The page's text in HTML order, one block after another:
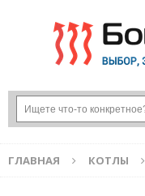
ГЛАВНАЯ КОТЛЫ